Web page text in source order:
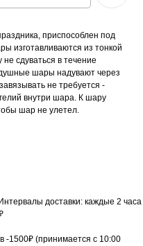
приспособлен под
изготавливаются из тонкой
сдуваться в течение
шары надувают через
не требуется -
внутри шара. К шару
шар не улетел.
доставки: каждые 2 часа
-1500₽ (принимается с 10:00